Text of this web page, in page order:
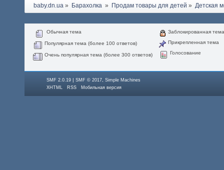
baby.dn.ua » Барахолка » Продам товары для детей » Детская
Обычная тема
Популярная тема (более 100 ответов)
Очень популярная тема (более 300 ответов)
Заблокированная тема
Прикрепленная тема
Голосование
SMF 2.0.19 |SMF © 2017 ,Simple Machines
XHTML
RSS Мобильная версия